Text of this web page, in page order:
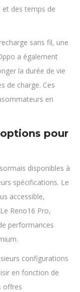
des temps de
sans fil, une
a également
la durée de vie
de charge. Ces
en
pour
disponibles à
spécifications. Le
accessible,
Reno16 Pro,
performances
configurations
en fonction de
offres